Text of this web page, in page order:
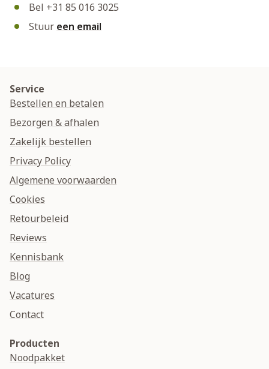
Bel +31 85 016 3025
Stuur een email
Service
Bestellen en betalen
Bezorgen & afhalen
Zakelijk bestellen
Privacy Policy
Algemene voorwaarden
Cookies
Retourbeleid
Reviews
Kennisbank
Blog
Vacatures
Contact
Producten
Noodpakket